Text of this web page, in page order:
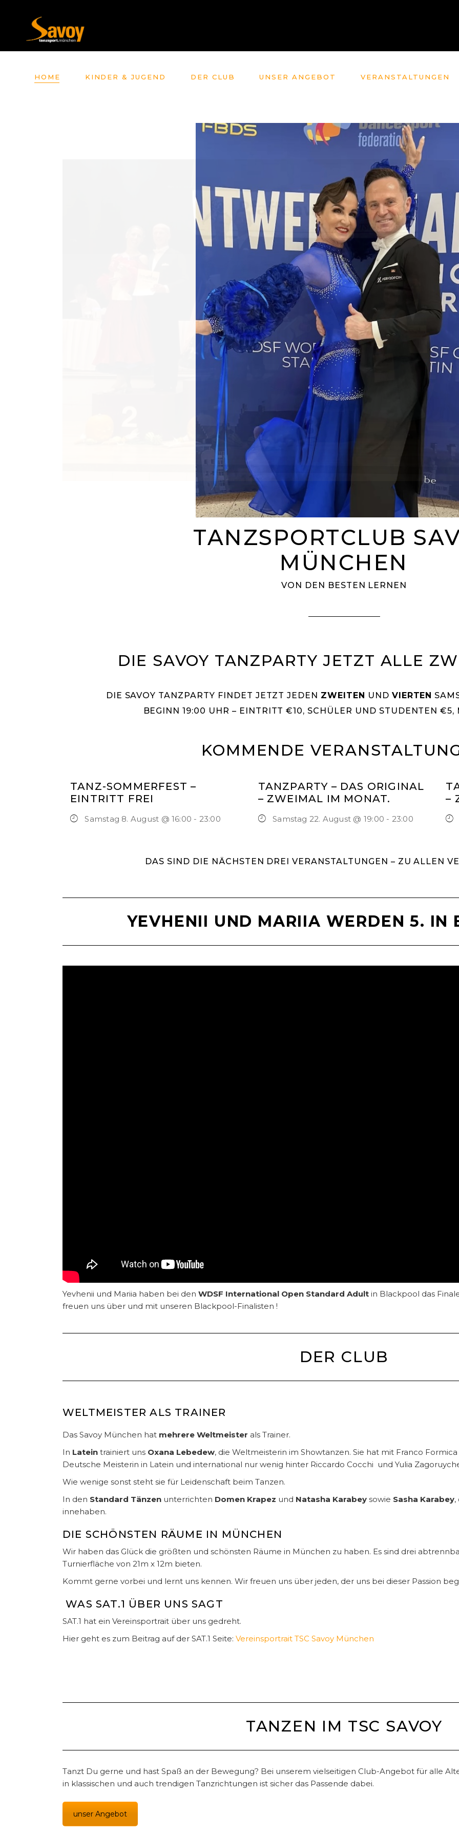
HOME KINDER & JUGEND DER CLUB UNSER ANGEBOT VERANSTALTUNGEN
TANZSPORTCLUB
MÜNCHEN
VON DEN BESTEN LERNEN
DIE SAVOY TANZPARTY JETZT ALLE
DIE SAVOY TANZPARTY FINDET JETZT JEDEN ZWEITEN UND VIERTEN
BEGINN 19:00 UHR – EINTRITT €10, SCHÜLER UND STUDENTEN €5,
KOMMENDE
TANZ-SOMMERFEST –
EINTRITT FREI
Samstag 8. August @ 16:00 - 23:00
TANZPARTY – DAS ORIGINAL
– ZWEIMAL IM MONAT.
Samstag 22. August @ 19:00 - 23:00
–
DAS SIND DIE NÄCHSTEN DREI VERANSTALTUNGEN – ZU ALLEN
YEVHENII UND MARIIA WERDEN 5. IN
Yevhenii und Mariia haben bei den WDSF International Open Standard Adult in Blackpool das
freuen uns über und mit unseren Blackpool-Finalisten !
DER CLUB
WELTMEISTER ALS TRAINER
Das Savoy München hat mehrere Weltmeister als Trainer.
In Latein trainiert uns Oxana Lebedew, die Weltmeisterin im Showtanzen. Sie hat mit Franco
Deutsche Meisterin in Latein und international nur wenig hinter Riccardo Cocchi und Yulia
Wie wenige sonst steht sie für Leidenschaft beim Tanzen.
In den Standard Tänzen unterrichten Domen Krapez und Natasha Karabey sowie Sasha Karabey,
innehaben.
DIE SCHÖNSTEN RÄUME IN MÜNCHEN
Wir haben das Glück die größten und schönsten Räume in München zu haben. Es sind drei
Turnierfläche von 21m x 12m bieten.
Kommt gerne vorbei und lernt uns kennen. Wir freuen uns über jeden, der uns bei dieser Passion
WAS SAT.1 ÜBER UNS SAGT
SAT.1 hat ein Vereinsportrait über uns gedreht.
Hier geht es zum Beitrag auf der SAT.1 Seite: Vereinsportrait TSC Savoy München
TANZEN IM TSC SAVOY
Tanzt Du gerne und hast Spaß an der Bewegung? Bei unserem vielseitigen Club-Angebot für alle
in klassischen und auch trendigen Tanzrichtungen ist sicher das Passende dabei.
unser Angebot